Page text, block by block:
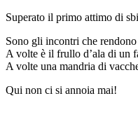
Superato il primo attimo di
Sono gli incontri che
A volte è il frullo d’ala di un
A volte una mandria di
Qui non ci si annoia mai!